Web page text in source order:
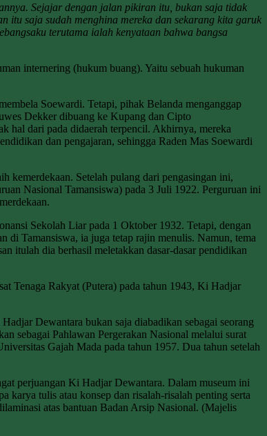
Sejajar dengan jalan pikiran itu, bukan saja tidak
itu saja sudah menghina mereka dan sekarang kita garuk
terutama ialah kenyataan bahwa bangsa
internering (hukum buang). Yaitu sebuah hukuman
Soewardi. Tetapi, pihak Belanda menganggap
Dekker dibuang ke Kupang dan Cipto
hal dari pada didaerah terpencil. Akhirnya, mereka
dan pengajaran, sehingga Raden Mas Soewardi
kemerdekaan. Setelah pulang dari pengasingan ini,
Nasional Tamansiswa) pada 3 Juli 1922. Perguruan ini
Sekolah Liar pada 1 Oktober 1932. Tetapi, dengan
di Tamansiswa, ia juga tetap rajin menulis. Namun, tema
itulah dia berhasil meletakkan dasar-dasar pendidikan
Tenaga Rakyat (Putera) pada tahun 1943, Ki Hadjar
Dewantara bukan saja diabadikan sebagai seorang
sebagai Pahlawan Pergerakan Nasional melalui surat
Gajah Mada pada tahun 1957. Dua tahun setelah
perjuangan Ki Hadjar Dewantara. Dalam museum ini
karya tulis atau konsep dan risalah-risalah penting serta
atas bantuan Badan Arsip Nasional. (Majelis